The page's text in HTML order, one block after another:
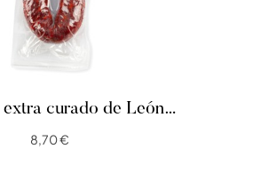
curado de León
8,70 €